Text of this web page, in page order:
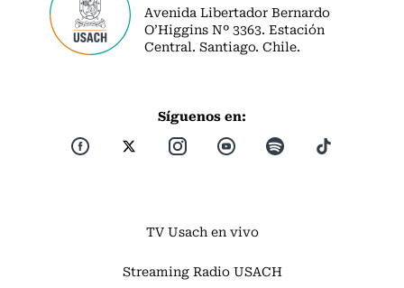
Avenida Libertador Bernardo
O’Higgins Nº 3363. Estación
Central. Santiago. Chile.
Síguenos en:
TV Usach en vivo
Streaming Radio USACH